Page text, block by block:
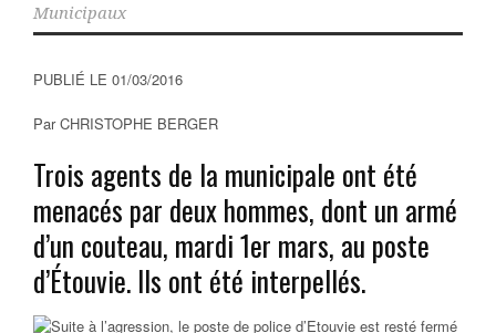
Municipaux
PUBLIÉ LE 01/03/2016
Par CHRISTOPHE BERGER
Trois agents de la municipale ont été
menacés par deux hommes, dont un armé
d’un couteau, mardi 1er mars, au poste
d’Étouvie. Ils ont été interpellés.